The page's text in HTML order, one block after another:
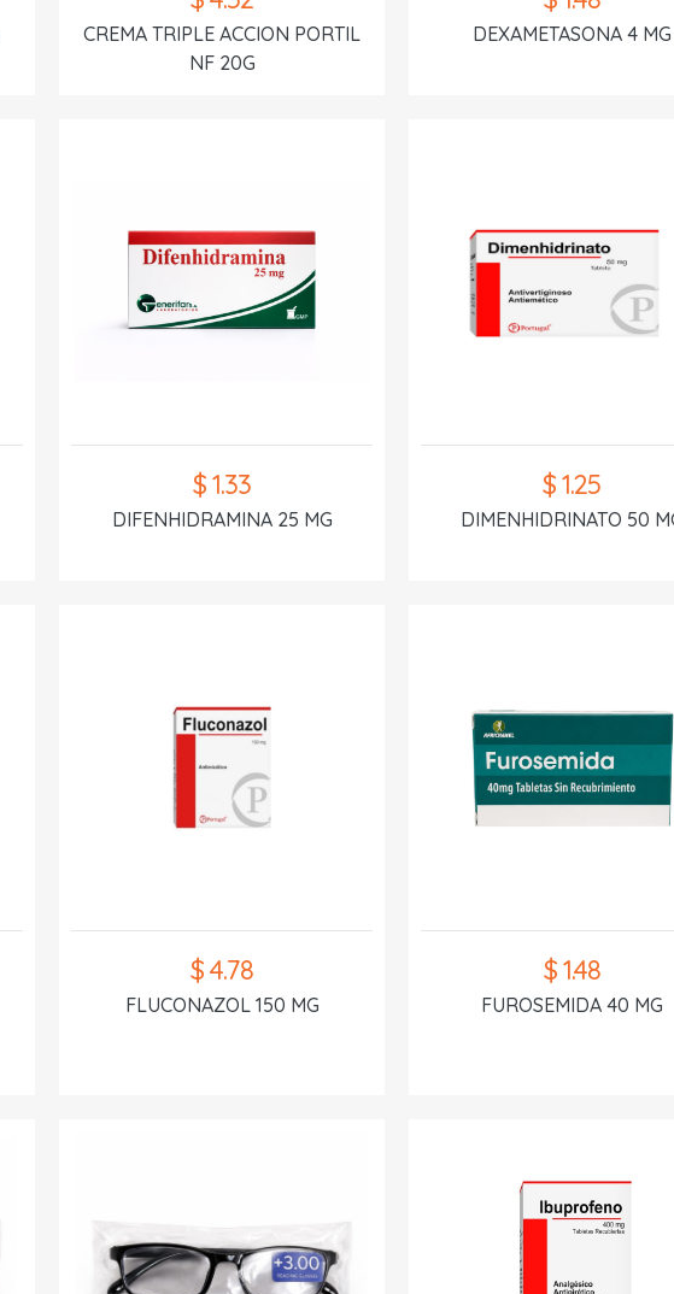
CREMA TRIPLE ACCION PORTIL
NF 20G
DEXAMETASONA 4 MG
$ 1.33
DIFENHIDRAMINA 25 MG
$ 1.25
DIMENHIDRINATO 50
$ 4.78
FLUCONAZOL 150 MG
$ 1.48
FUROSEMIDA 40 MG